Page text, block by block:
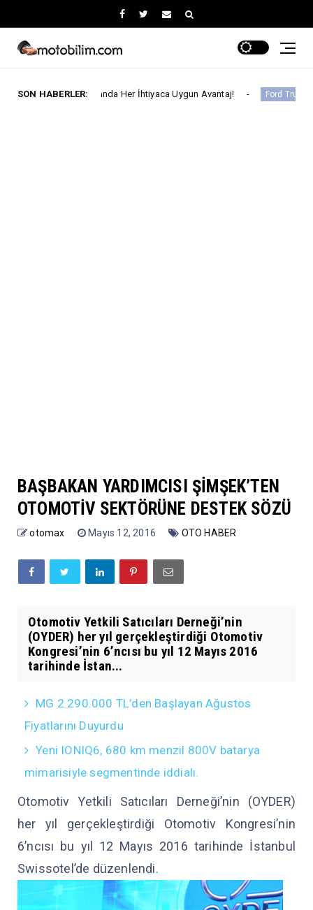
SON HABERLER:
Ayında Her İhtiyaca Uygun Avantaj! Ford Trucks Ford
BAŞBAKAN YARDIMCISI ŞİMŞEK’TEN
OTOMOTİV SEKTÖRÜNE DESTEK SÖZÜ
otomax Mayıs 12, 2016 OTO HABER
Otomotiv Yetkili Satıcıları Derneği’nin
(OYDER) her yıl gerçekleştirdiği Otomotiv
Kongresi’nin 6’ncısı bu yıl 12 Mayıs 2016
tarihinde İstan...
MG 2.290.000 TL’den Başlayan Ağustos
Fiyatlarını Duyurdu
Yeni IONIQ6, 680 km menzil 800V batarya
mimarisiyle segmentinde iddialı.
Otomotiv Yetkili Satıcıları Derneği’nin (OYDER)
her yıl gerçekleştirdiği Otomotiv Kongresi’nin
6’ncısı bu yıl 12 Mayıs 2016 tarihinde İstanbul
Swissotel’de düzenlendi.